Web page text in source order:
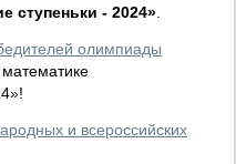
ступеньки - 2024»
олимпиады
и всероссийских